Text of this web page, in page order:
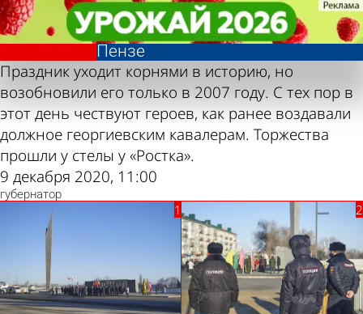
День Героев
Отечества в
Пензе
Фотолента,
«Общество»
Праздник уходит корнями в историю, но
возобновили его только в 2007 году. С тех пор в
этот день чествуют героев, как ранее воздавали
должное георгиевским кавалерам. Торжества
прошли у стелы у «Ростка».
9 декабря 2020, 11:00
губернатор
День Героев
Отечества в
Пензе
Фотолента,
«Общество»